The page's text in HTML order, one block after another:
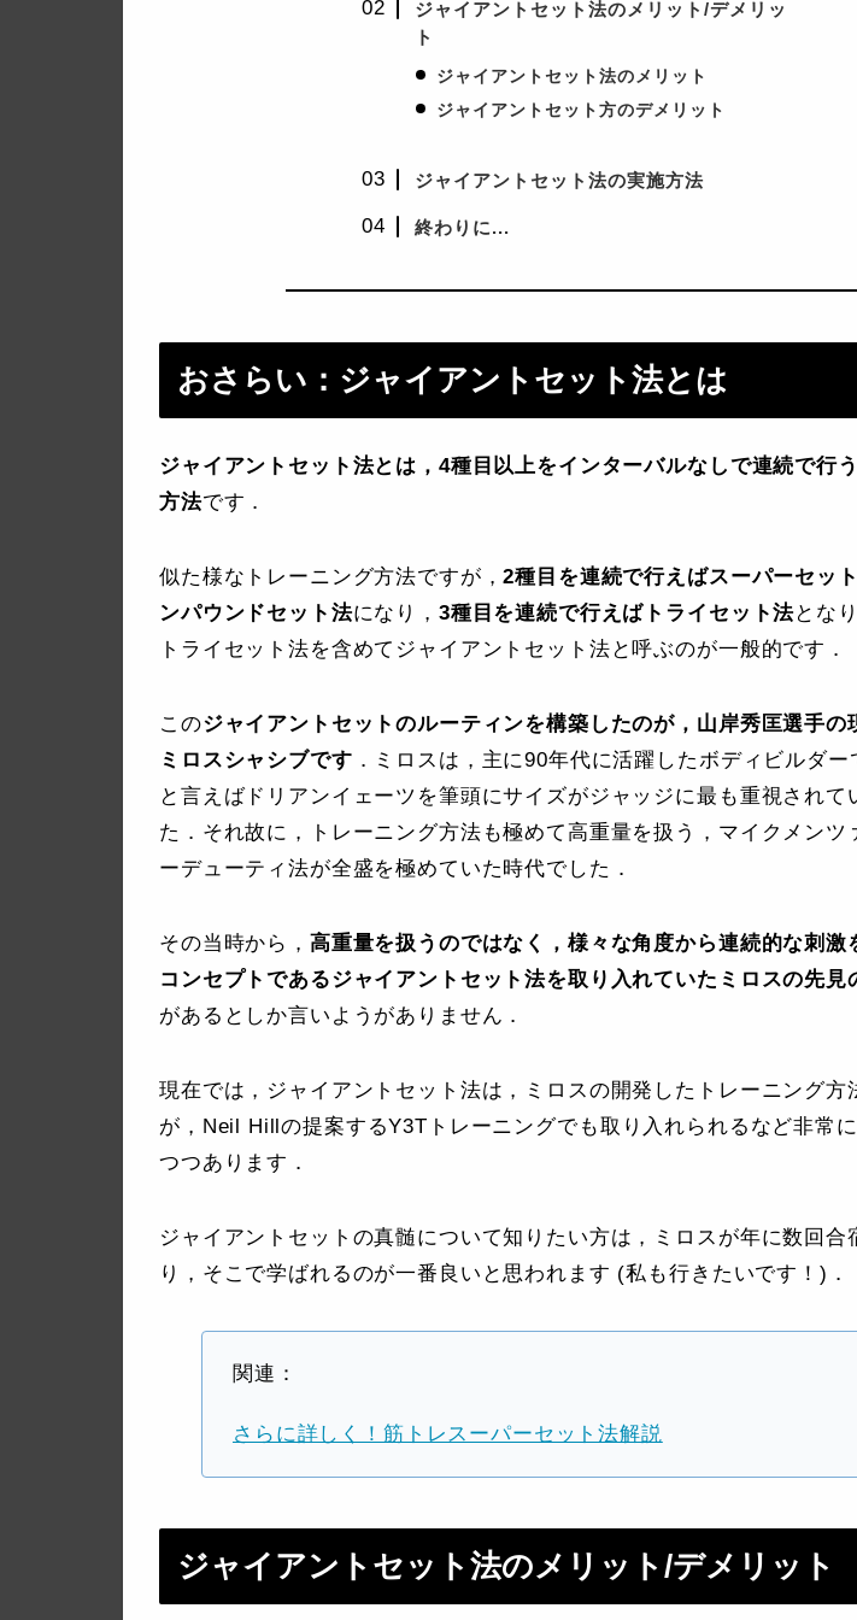
ジャイアントセット法のメリット/デメリッ
ト
ジャイアントセット法のメリット
ジャイアントセット方のデメリット
ジャイアントセット法の実施方法
終わりに...
おさらい：ジャイアントセット法とは
ジャイアントセット法とは，4種目以上をインターバルなしで連続で行
方法です．
似た様なトレーニング方法ですが，2種目を連続で行えばスーパーセッ
ンパウンドセット法になり， 3種目を連続で行えばトライセット法とな
トライセット法を含めてジャイアントセット法と呼ぶのが一般的です．
このジャイアントセットのルーティンを構築したのが，山岸秀匡選手の
ミロスシャシブです ．ミロスは，主に90年代に活躍したボディビルダ
と言えばドリアンイェーツを筆頭にサイズがジャッジに最も重視されて
た．それ故に，トレーニング方法も極めて高重量を扱う，マイクメンツ
ーデューティ法が全盛を極めていた時代でした．
その当時から， 高重量を扱うのではなく，様々な角度から連続的な刺激
コンセプトであるジャイアントセット法を取り入れていたミロスの先見
があるとしか言いようがありません．
現在では，ジャイアントセット法は，ミロスの開発したトレーニング方
が，Neil Hillの提案するY3Tトレーニングでも取り入れられるなど非常
つつあります．
ジャイアントセットの真髄について知りたい方は，ミロスが年に数回合
り，そこで学ばれるのが一番良いと思われます (私も行きたいです！)．
関連：
さらに詳しく！筋トレスーパーセット法解説
ジャイアントセット法のメリット/デメリット